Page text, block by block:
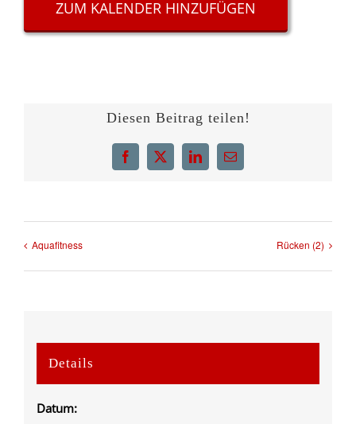
ZUM KALENDER HINZUFÜGEN
Diesen Beitrag teilen!
Facebook
X LinkedIn
E-
Aquafitness Rücken (2)
Details
Datum: